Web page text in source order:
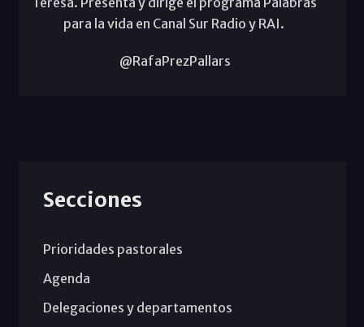
para la vida en Canal Sur Radio y RAI.
@RafaPrezPallars
Secciones
Prioridades pastorales
Agenda
Delegaciones y departamentos